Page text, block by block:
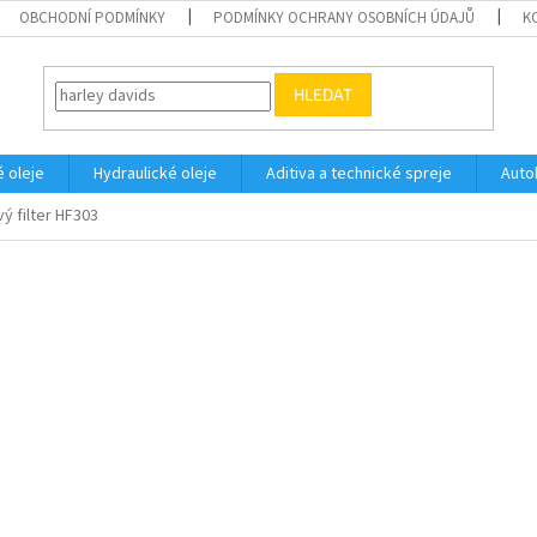
OBCHODNÍ PODMÍNKY PODMÍNKY OCHRANY OSOBNÍCH ÚDAJŮ
HLEDAT
oleje Hydraulické oleje Aditiva a technické spreje
filter HF303